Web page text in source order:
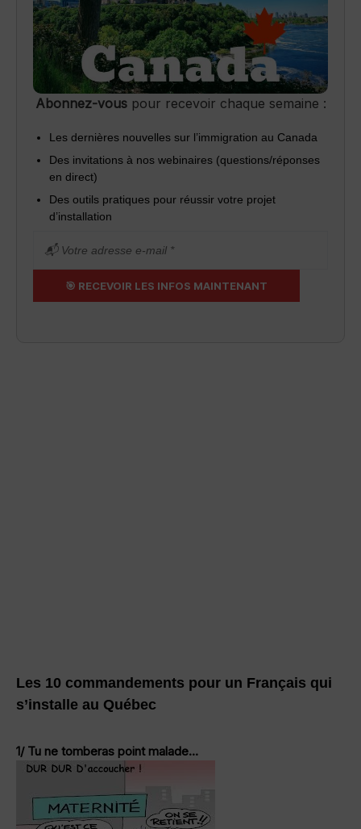
Abonnez-vouspour recevoir chaque semaine :
Les dernières nouvelles sur l’immigration au Canada
Des invitations à nos webinaires (questions/réponses
en direct)
Des outils pratiques pour réussir votre projet
d’installation
Les 10 commandements pour un Français qui
s’installe au Québec
1/ Tu ne tomberas point malade…